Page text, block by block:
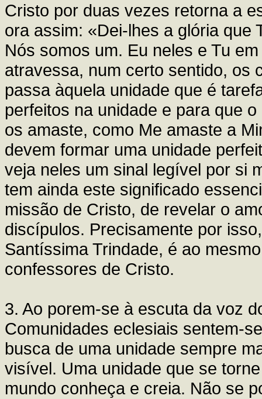
Cristo por duas vezes retorna a
ora assim: «Dei-lhes a glória que
Nós somos um. Eu neles e Tu
atravessa, num certo sentido, os
passa àquela unidade que é
perfeitos na unidade e para que
os amaste, como Me amaste a
devem formar uma unidade
veja neles um sinal legível por si
tem ainda este significado
missão de Cristo, de revelar o
discípulos. Precisamente por
Santíssima Trindade, é ao
confessores de Cristo.
3. Ao porem-se à escuta da voz
Comunidades eclesiais sentem-
busca de uma unidade sempre
visível. Uma unidade que se
mundo conheça e creia. Não se